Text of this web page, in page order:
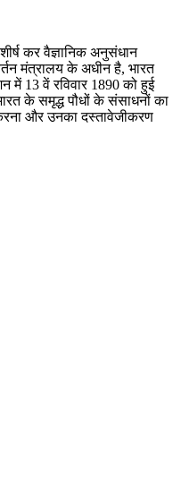
कर वैज्ञानिक अनुसंधान
मंत्रालय के अधीन है, भारत
में 13 वें रविवार 1890 को हुई
के समृद्ध पौधों के संसाधनों का
और उनका दस्तावेजीकरण